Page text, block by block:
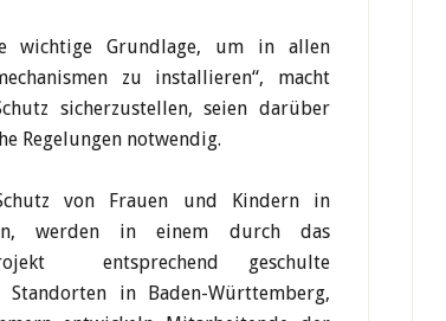
wichtige Grundlage, um in allen
zu installieren“, macht
sicherzustellen, seien darüber
Regelungen notwendig.
von Frauen und Kindern in
werden in einem durch das
entsprechend geschulte
in Baden-Württemberg,